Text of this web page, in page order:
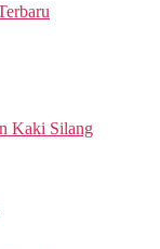
Kaki Silang